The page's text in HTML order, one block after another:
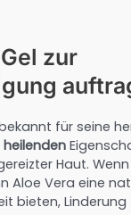
zur
für seine
Haut.
Aloe Vera eine
bieten,